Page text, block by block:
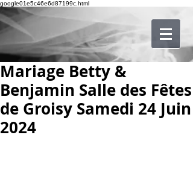
google01e5c46e6d87199c.html
Mariage Betty &
Benjamin Salle des Fêtes
de Groisy Samedi 24 Juin
2024